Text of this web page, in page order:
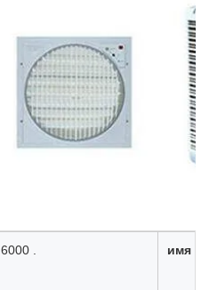
6000 . имя